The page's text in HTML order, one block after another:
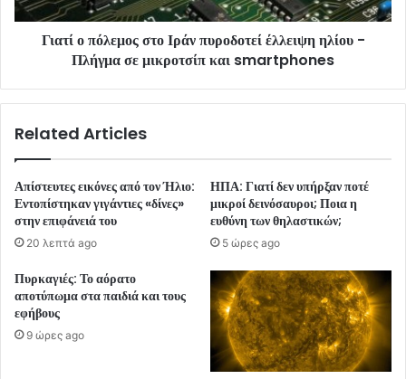
Γιατί ο πόλεμος στο Ιράν πυροδοτεί έλλειψη ηλίου -
Πλήγμα σε μικροτσίπ και smartphones
Related Articles
Απίστευτες εικόνες από τον Ήλιο:
Εντοπίστηκαν γιγάντιες «δίνες»
στην επιφάνειά του
20 λεπτά ago
ΗΠΑ: Γιατί δεν υπήρξαν ποτέ
μικροί δεινόσαυροι; Ποια η
ευθύνη των θηλαστικών;
5 ώρες ago
Πυρκαγιές: Το αόρατο
αποτύπωμα στα παιδιά και τους
εφήβους
9 ώρες ago